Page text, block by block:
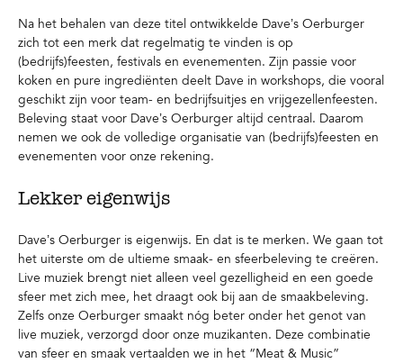
Na het behalen van deze titel ontwikkelde Dave’s Oerburger
zich tot een merk dat regelmatig te vinden is op
(bedrijfs)feesten, festivals en evenementen. Zijn passie voor
koken en pure ingrediënten deelt Dave in workshops, die vooral
geschikt zijn voor team- en bedrijfsuitjes en vrijgezellenfeesten.
Beleving staat voor Dave’s Oerburger altijd centraal. Daarom
nemen we ook de volledige organisatie van (bedrijfs)feesten en
evenementen voor onze rekening.
Lekker eigenwijs
Dave’s Oerburger is eigenwijs. En dat is te merken. We gaan tot
het uiterste om de ultieme smaak- en sfeerbeleving te creëren.
Live muziek brengt niet alleen veel gezelligheid en een goede
sfeer met zich mee, het draagt ook bij aan de smaakbeleving.
Zelfs onze Oerburger smaakt nóg beter onder het genot van
live muziek, verzorgd door onze muzikanten. Deze combinatie
van sfeer en smaak vertaalden we in het “Meat & Music”